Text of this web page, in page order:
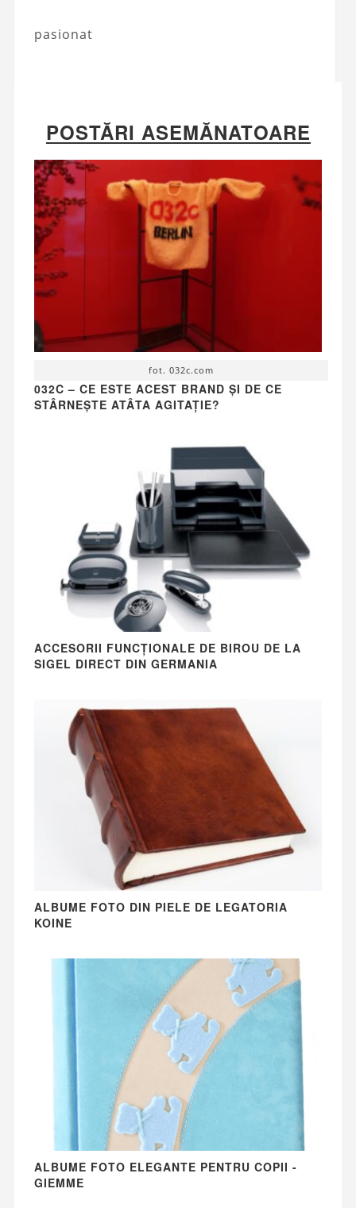
pasionat
POSTĂRI ASEMĂNATOARE
fot. 032c.com
032C – CE ESTE ACEST BRAND ȘI DE CE
STÂRNEȘTE ATÂTA AGITAȚIE?
ACCESORII FUNCȚIONALE DE BIROU DE LA
SIGEL DIRECT DIN GERMANIA
ALBUME FOTO DIN PIELE DE LEGATORIA
KOINE
ALBUME FOTO ELEGANTE PENTRU COPII -
GIEMME